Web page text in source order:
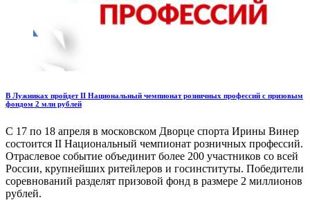
В Лужниках пройдет II Национальный чемпионат розничных профессий с призовым
фондом 2 млн рублей
С 17 по 18 апреля в московском Дворце спорта Ирины Винер
состоится II Национальный чемпионат розничных профессий.
Отраслевое событие объединит более 200 участников со всей
России, крупнейших ритейлеров и госинституты. Победители
соревнований разделят призовой фонд в размере 2 миллионов
рублей.